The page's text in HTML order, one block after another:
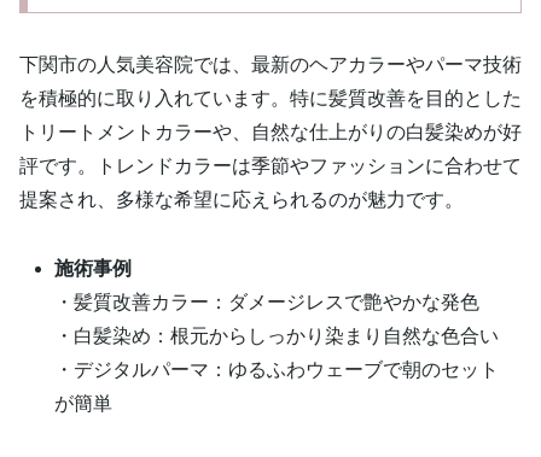
下関市の人気美容院では、最新のヘアカラーやパーマ技術
を積極的に取り入れています。特に髪質改善を目的とした
トリートメントカラーや、自然な仕上がりの白髪染めが好
評です。トレンドカラーは季節やファッションに合わせて
提案され、多様な希望に応えられるのが魅力です。
施術事例
・髪質改善カラー：ダメージレスで艶やかな発色
・白髪染め：根元からしっかり染まり自然な色合い
・デジタルパーマ：ゆるふわウェーブで朝のセット
が簡単